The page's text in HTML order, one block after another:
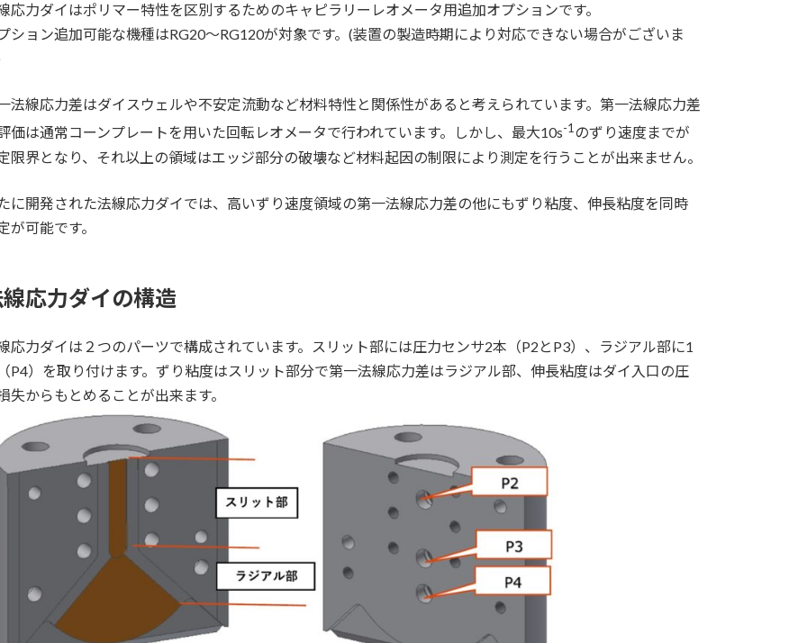
応力ダイはポリマー特性を区別するためのキャピラリーレオメータ用追加オプションです。
ション追加可能な機種はRG20～RG120が対象です。(装置の製造時期により対応できない場合がございま
法線応力差はダイスウェルや不安定流動など材料特性と関係性があると考えられています。第一法線応力差
価は通常コーンプレートを用いた回転レオメータで行われています。しかし、最大10s-1のずり速度までが
限界となり、それ以上の領域はエッジ部分の破壊など材料起因の制限により測定を行うことが出来ません。
に開発された法線応力ダイでは、高いずり速度領域の第一法線応力差の他にもずり粘度、伸長粘度を同時
が可能です。
応力ダイの構造
応力ダイは２つのパーツで構成されています。スリット部には圧力センサ2本（P2とP3）、ラジアル部に1
P4）を取り付けます。ずり粘度はスリット部分で第一法線応力差はラジアル部、伸長粘度はダイ入口の圧
失からもとめることが出来ます。